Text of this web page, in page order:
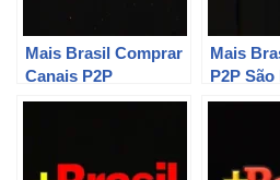
Mais Brasil Comprar
Canais P2P
Mais
P2P São